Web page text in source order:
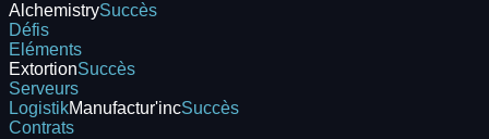
AlchemistrySuccès
Défis
Eléments
ExtortionSuccès
Serveurs
LogistikManufactur'incSuccès
Contrats